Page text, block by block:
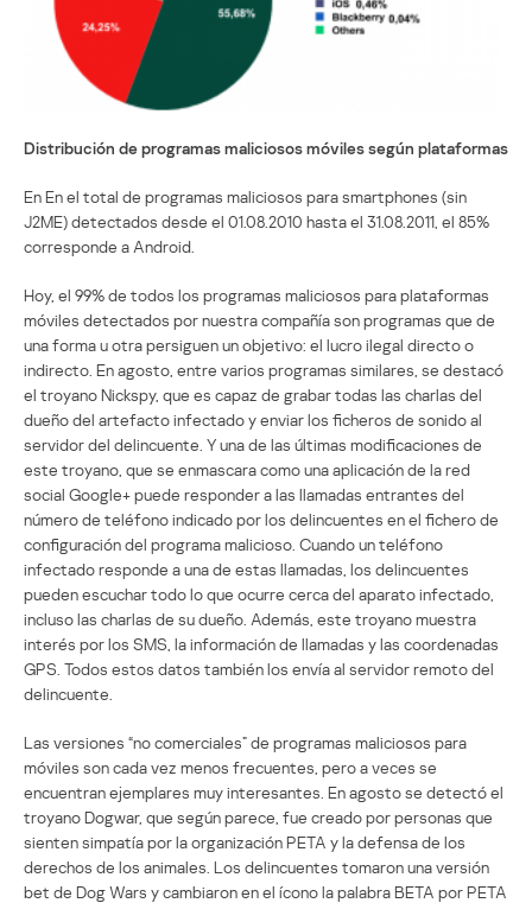
Distribución de programas maliciosos móviles según plataformas
En En el total de programas maliciosos para smartphones (sin
J2ME) detectados desde el 01.08.2010 hasta el 31.08.2011, el 85%
corresponde a Android.
Hoy, el 99% de todos los programas maliciosos para plataformas
móviles detectados por nuestra compañía son programas que de
una forma u otra persiguen un objetivo: el lucro ilegal directo o
indirecto. En agosto, entre varios programas similares, se destacó
el troyano Nickspy, que es capaz de grabar todas las charlas del
dueño del artefacto infectado y enviar los ficheros de sonido al
servidor del delincuente. Y una de las últimas modificaciones de
este troyano, que se enmascara como una aplicación de la red
social Google+ puede responder a las llamadas entrantes del
número de teléfono indicado por los delincuentes en el fichero de
configuración del programa malicioso. Cuando un teléfono
infectado responde a una de estas llamadas, los delincuentes
pueden escuchar todo lo que ocurre cerca del aparato infectado,
incluso las charlas de su dueño. Además, este troyano muestra
interés por los SMS, la información de llamadas y las coordenadas
GPS. Todos estos datos también los envía al servidor remoto del
delincuente.
Las versiones “no comerciales” de programas maliciosos para
móviles son cada vez menos frecuentes, pero a veces se
encuentran ejemplares muy interesantes. En agosto se detectó el
troyano Dogwar, que según parece, fue creado por personas que
sienten simpatía por la organización PETA y la defensa de los
derechos de los animales. Los delincuentes tomaron una versión
bet de Dog Wars y cambiaron en el ícono la palabra BETA por PETA